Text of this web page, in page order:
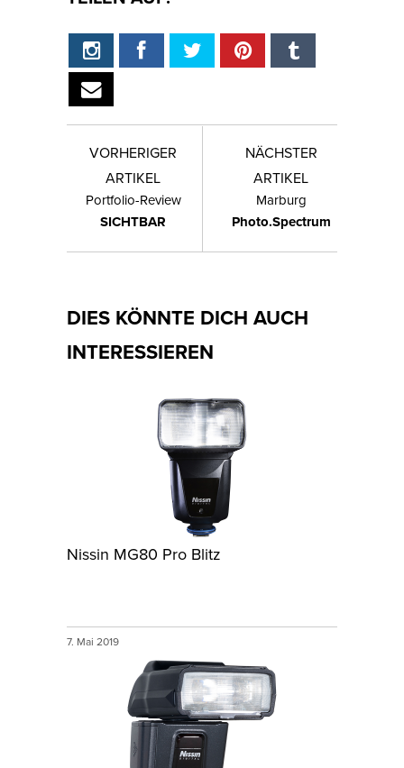
VORHERIGER
ARTIKEL
Portfolio-Review
SICHTBAR
NÄCHSTER
ARTIKEL
Marburg
Photo.Spectrum
DIES KÖNNTE DICH AUCH
INTERESSIEREN
Nissin MG80 Pro Blitz
7. Mai 2019